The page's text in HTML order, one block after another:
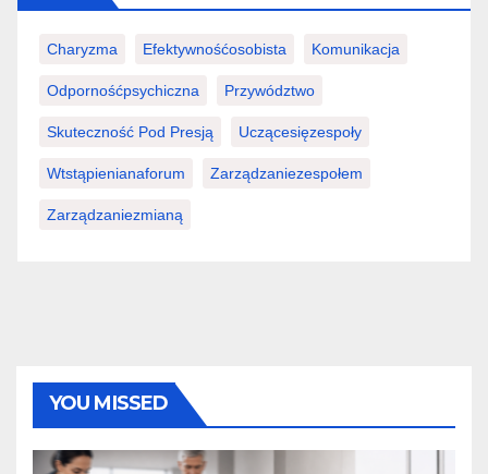
Charyzma Efektywnośćosobista Komunikacja
Odpornośćpsychiczna Przywództwo
Skuteczność Pod Presją Uczącesięzespoły
Wtstąpienianaforum Zarządzaniezespołem
Zarządzaniezmianą
YOU MISSED